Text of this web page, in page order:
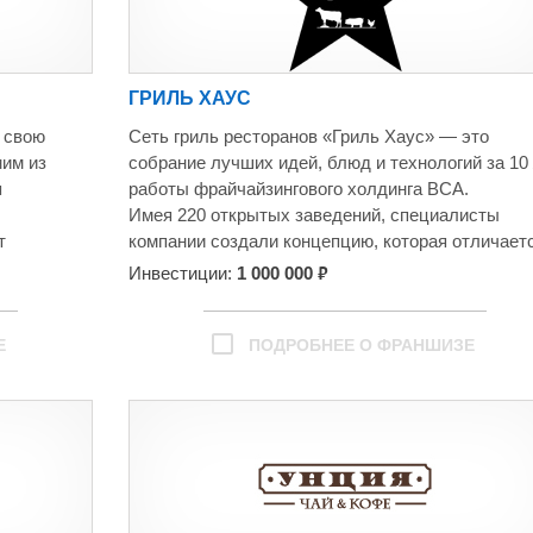
после
свою
из
ночь» и
ГРИЛЬ ХАУС
Сеть гриль ресторанов «Гриль Хаус» — это
собрание лучших идей, блюд и технологий за 10
работы фрайчайзингового холдинга ВСА.
Имея 220 открытых заведений, специалисты
компании создали концепцию, которая
от всех проектов на рынке.
Инвестиции: 1 000 000 ₽
ПОДРОБНЕЕ О ФРАНШИЗЕ